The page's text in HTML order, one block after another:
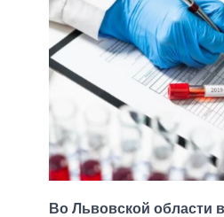
Во Львовской области